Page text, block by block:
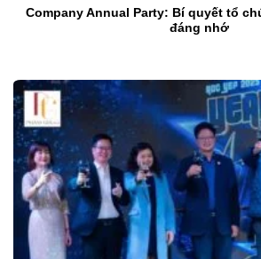
Company Annual Party: Bí quyết tổ
đáng nhớ